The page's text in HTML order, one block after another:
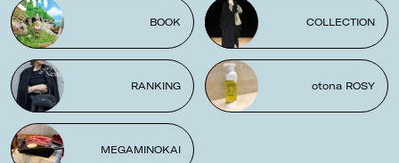
BOOK COLLECTION
RANKING otona ROSY
MEGAMINOKAI